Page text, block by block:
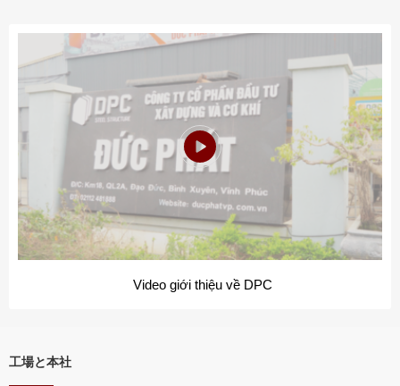
Video giới thiệu về DPC
工場と本社